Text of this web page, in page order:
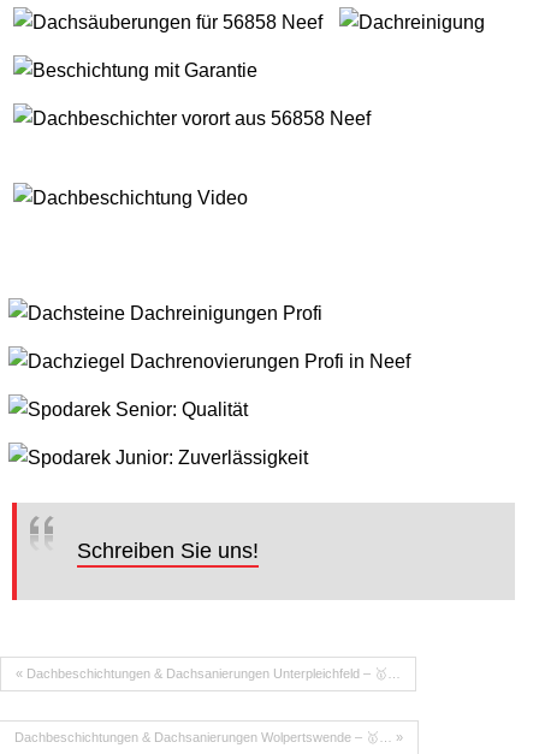
Schreiben Sie uns!
« Dachbeschichtungen & Dachsanierungen Unterpleichfeld – 🥇…
Dachbeschichtungen & Dachsanierungen Wolpertswende – 🥇… »